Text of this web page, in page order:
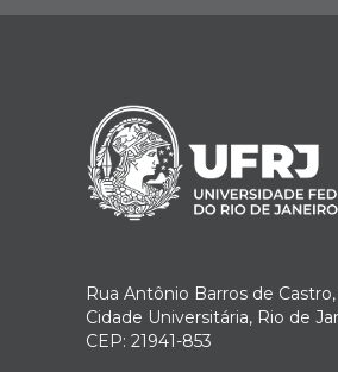
Rua Antônio Barros de Castro,
Cidade Universitária, Rio de
CEP: 21941-853